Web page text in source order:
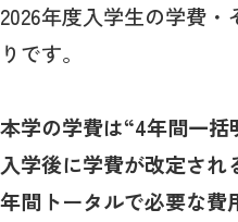
2026年度入学生の学費
りです。
本学の学費は“4年間一括
入学後に学費が改定され
年間トータルで必要な費